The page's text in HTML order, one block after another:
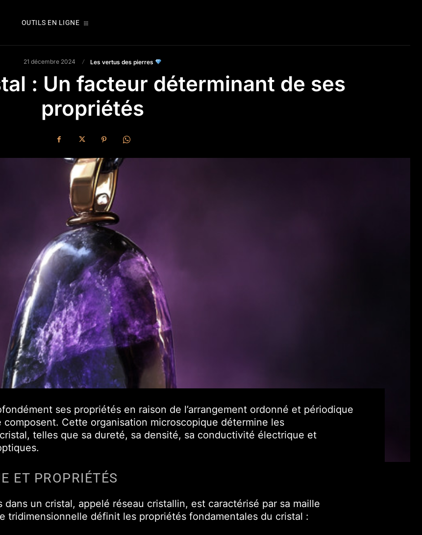
OUTILS EN LIGNE
21 décembre 2024 Les vertus des pierres
: Un facteur déterminant de ses
propriétés
ses propriétés en raison de l’arrangement ordonné et périodique
composent. Cette organisation microscopique détermine les
telles que sa dureté, sa densité, sa conductivité électrique et
ET PROPRIÉTÉS
dans un cristal, appelé réseau cristallin, est caractérisé par sa maille
tridimensionnelle définit les propriétés fondamentales du cristal :